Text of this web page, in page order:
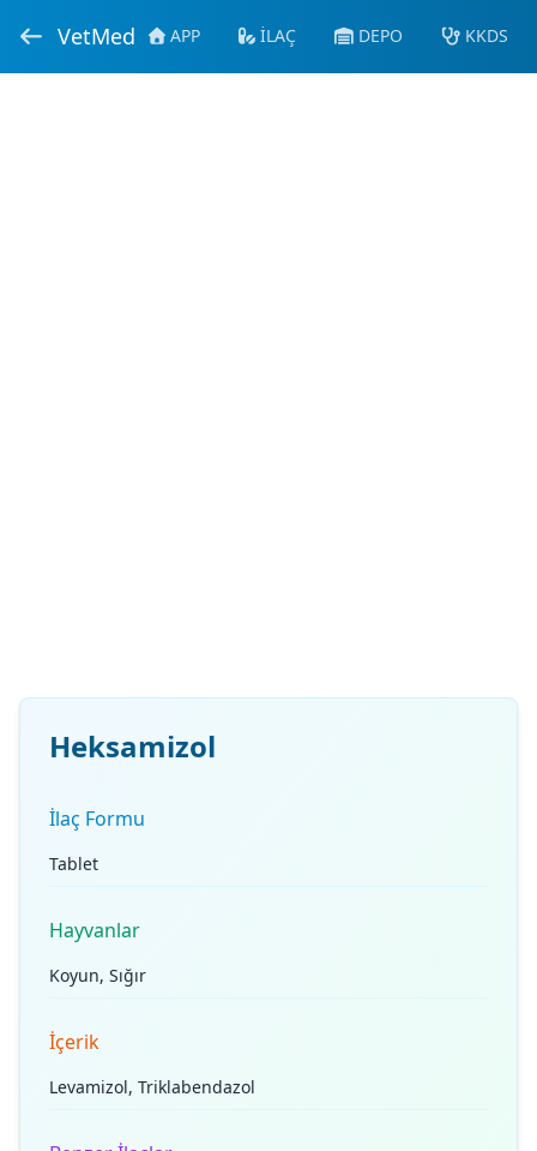
VetMed APP İLAÇ DEPO KKDS
Heksamizol
İlaç Formu
Tablet
Hayvanlar
Koyun, Sığır
İçerik
Levamizol, Triklabendazol